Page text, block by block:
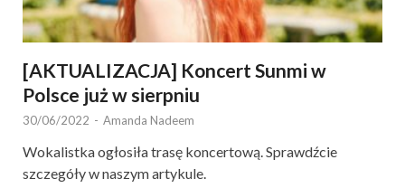
[AKTUALIZACJA] Koncert Sunmi w
Polsce już w sierpniu
30/06/2022 - Amanda Nadeem
Wokalistka ogłosiła trasę koncertową. Sprawdźcie
szczegóły w naszym artykule.